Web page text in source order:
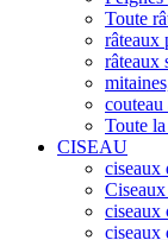
Toute
râteaux
râteaux
couteau
Toute
CISEAU
ciseaux
ciseaux
ciseaux